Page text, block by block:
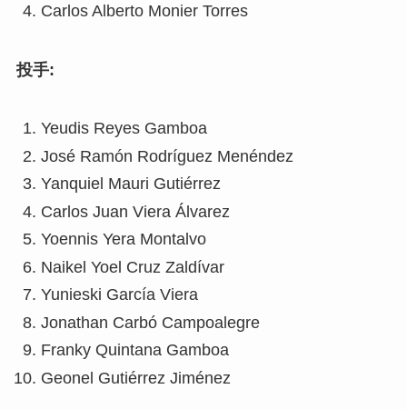
Carlos Alberto Monier Torres
投手:
Yeudis Reyes Gamboa
José Ramón Rodríguez Menéndez
Yanquiel Mauri Gutiérrez
Carlos Juan Viera Álvarez
Yoennis Yera Montalvo
Naikel Yoel Cruz Zaldívar
Yunieski García Viera
Jonathan Carbó Campoalegre
Franky Quintana Gamboa
Geonel Gutiérrez Jiménez